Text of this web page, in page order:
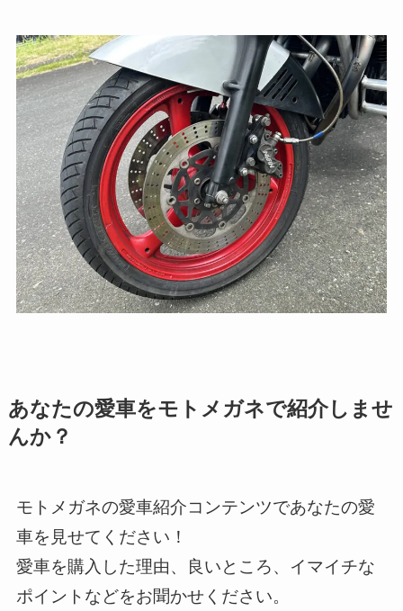
あなたの愛車をモトメガネで紹介しませ
んか？
モトメガネの愛車紹介コンテンツであなたの愛
車を見せてください！
愛車を購入した理由、良いところ、イマイチな
ポイントなどをお聞かせください。